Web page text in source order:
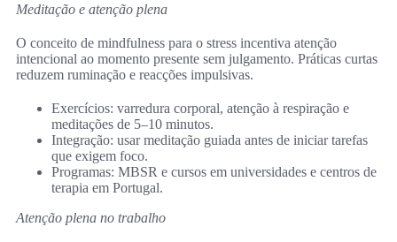
Meditação e atenção plena
O conceito de mindfulness para o stress incentiva atenção
intencional ao momento presente sem julgamento. Práticas curtas
reduzem ruminação e reacções impulsivas.
Exercícios: varredura corporal, atenção à respiração e
meditações de 5–10 minutos.
Integração: usar meditação guiada antes de iniciar tarefas
que exigem foco.
Programas: MBSR e cursos em universidades e centros de
terapia em Portugal.
Atenção plena no trabalho